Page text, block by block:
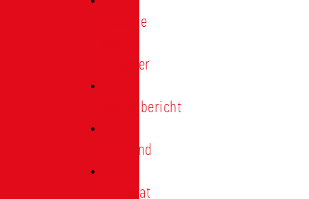
Freunde
Förderer
Jahresbericht
Vorstand
Ehrenrat